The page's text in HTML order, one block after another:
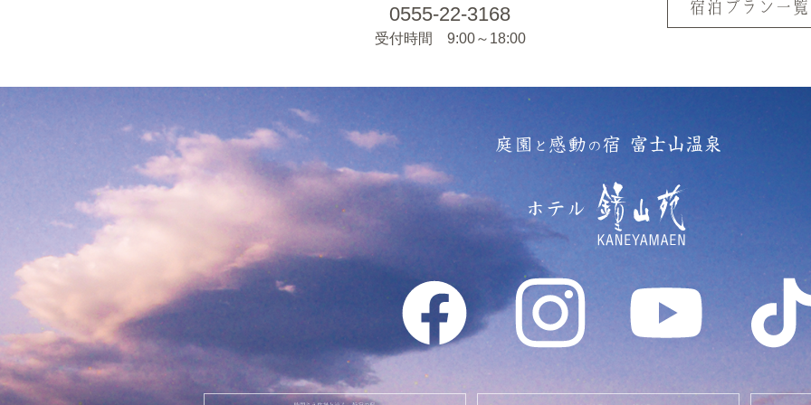
0555-22-3168
受付時間 9:00～18:00
宿泊プラン一